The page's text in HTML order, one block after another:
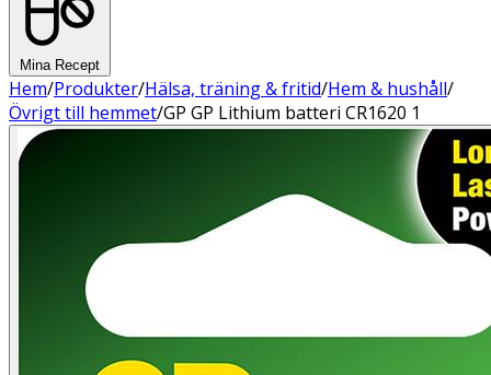
Mina Recept
Hem/Produkter/Hälsa, träning & fritid/Hem & hushåll/
Övrigt till hemmet/GP GP Lithium batteri CR1620 1